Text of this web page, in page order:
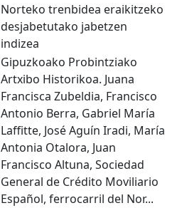
Norteko trenbidea eraikitzeko
desjabetutako jabetzen
indizea
Gipuzkoako Probintziako
Artxibo Historikoa. Juana
Francisca Zubeldia, Francisco
Antonio Berra, Gabriel María
Laffitte, José Aguín Iradi, María
Antonia Otalora, Juan
Francisco Altuna, Sociedad
General de Crédito Moviliario
Español, ferrocarril del Nor...